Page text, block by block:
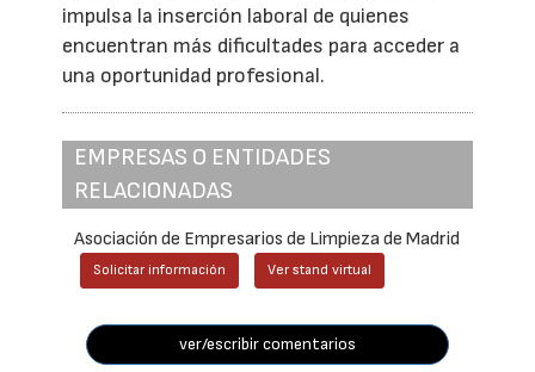
impulsa la inserción laboral de quienes
encuentran más dificultades para acceder a
una oportunidad profesional.
EMPRESAS O ENTIDADES
RELACIONADAS
Asociación de Empresarios de Limpieza de Madrid
Solicitar información Ver stand virtual
ver/escribir comentarios